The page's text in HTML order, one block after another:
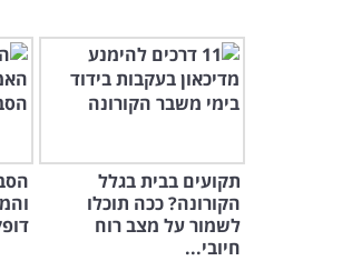
תקועים בבית בגלל
הקורונה? ככה תוכלו
לשמור על מצב רוח
חיובי...